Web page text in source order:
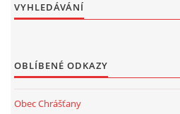
VYHLEDÁVÁNÍ
OBLÍBENÉ ODKAZY
Obec Chrášťany